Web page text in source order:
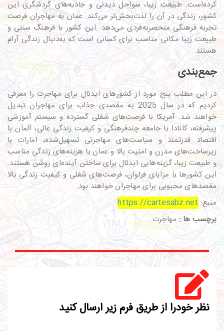
کرده‌است. طبیعت زیبا، سواحل دیدنی و جاذبه‌های گردشگری این
کشور، زندگی در آن را لذت‌بخش‌تر می‌کند. عمان به مهاجران فرصت
تجربه فرهنگی منحصربه‌فردی می‌دهد. این کشور با فرهنگ سنتی و
طبیعت زیبا مکانی مناسب برای کسانی است که به‌دنبال زندگی آرام
هستند.
جمع‌بندی
در این مطلب پنج مورد از کشورهای ایدئال برای مهاجرت را معرفی
کردیم که در سال 2025 به مقصدی جذاب برای مهاجران تبدیل
خواهند شد. آمریکا با فرصت‌های شغلی گسترده و سیستم آموزشی
پیشرفته، کانادا با جامعه چندفرهنگی و کیفیت زندگی عالی، آلمان با
اقتصاد قدرتمند و سیاست‌های مهاجرتی تسهیل‌شده، امارات با
زیرساخت‌های مدرن و امنیت بالا و عمان با هزینه‌های زندگی مناسب
و طبیعت زیبا، گزینه‌هایی ایدئال برای ساختن آینده‌ای روشن هستند.
این کشورها با مزایای فراوان، فرصت‌های شغلی و کیفیت زندگی بالا
مقصدهای محبوبی برای مهاجران خواهند بود.
منبع: https://cartesabz.net
برچسب ها : مهاجرت
نظر خودرا از طریق فرم زیر ارسال کنید